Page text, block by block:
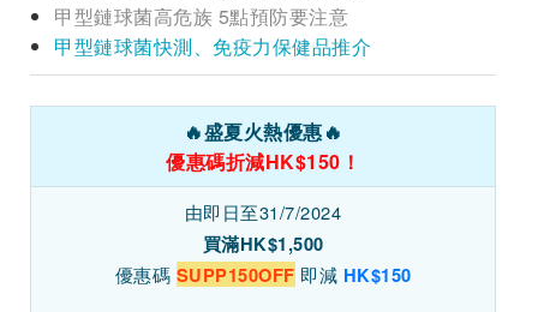
甲型鏈球菌高危族 5點預防要注意
甲型鏈球菌快測、免疫力保健品推介
🔥盛夏火熱優惠🔥
優惠碼折減HK$150！
由即日至31/7/2024
買滿HK$1,500
優惠碼 SUPP150OFF 即減 HK$150